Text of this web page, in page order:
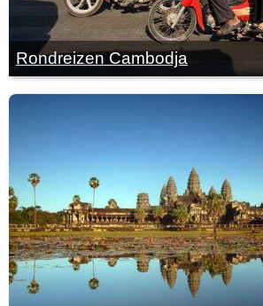
Rondreizen Cambodja